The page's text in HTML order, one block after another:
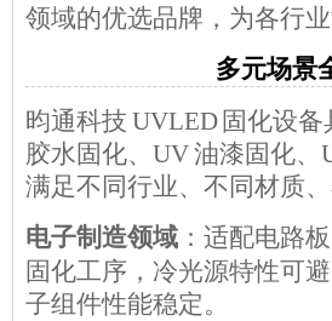
领域的优选品牌，为各行
多元场景
昀通科技 UVLED 固化设
胶水固化、UV 油漆固化
满足不同行业、不同材质
电子制造领域 ：适配电路
固化工序，冷光源特性可
子组件性能稳定。